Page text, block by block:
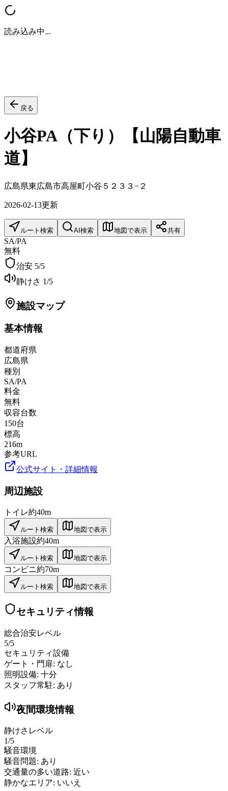
読み込み中...
戻る
小谷PA（下り）【山陽自動車
道】
広島県東広島市高屋町小谷５２３３−２
2026-02-13更新
ルート検索 AI検索 地図で表示 共有
SA/PA
無料
治安 5/5
静けさ 1/5
施設マップ
基本情報
都道府県
広島県
種別
SA/PA
料金
無料
収容台数
150台
標高
216m
参考URL
公式サイト・詳細情報
周辺施設
トイレ約40m
ルート検索 地図で表示
入浴施設約40m
ルート検索 地図で表示
コンビニ約70m
ルート検索 地図で表示
セキュリティ情報
総合治安レベル
5/5
セキュリティ設備
ゲート・門扉: なし
照明設備: 十分
スタッフ常駐: あり
夜間環境情報
静けさレベル
1/5
騒音環境
騒音問題: あり
交通量の多い道路: 近い
静かなエリア: いいえ